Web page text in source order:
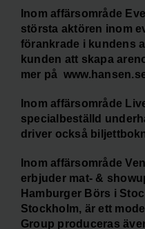
Inom affärsområde
största aktören inom
förankrade i kundens
kunden att skapa
mer på
Inom affärsområde
specialbeställd
driver också
Inom affärsområde
erbjuder mat- &
Hamburger Börs i
Stockholm, är ett
Group produceras